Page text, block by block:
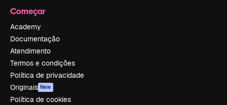
Começar
Academy
Documentação
Atendimento
Termos e condições
Política de privacidade
Originais New
Política de cookies